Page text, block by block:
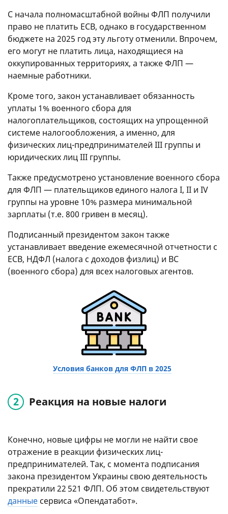
С начала полномасштабной войны ФЛП получили
право не платить ЕСВ, однако в государственном
бюджете на 2025 год эту льготу отменили. Впрочем,
его могут не платить лица, находящиеся на
оккупированных территориях, а также ФЛП —
наемные работники.
Кроме того, закон устанавливает обязанность
уплаты 1% военного сбора для
налогоплательщиков, состоящих на упрощенной
системе налогообложения, а именно, для
физических лиц-предпринимателей ІІІ группы и
юридических лиц ІІІ группы.
Также предусмотрено установление военного сбора
для ФЛП — плательщиков единого налога I, II и IV
группы на уровне 10% размера минимальной
зарплаты (т.е. 800 гривен в месяц).
Подписанный президентом закон также
устанавливает введение ежемесячной отчетности с
ЕСВ, НДФЛ (налога с доходов физлиц) и ВС
(военного сбора) для всех налоговых агентов.
Условия банков для ФЛП в 2025
Реакция на новые налоги
Конечно, новые цифры не могли не найти свое
отражение в реакции физических лиц-
предпринимателей. Так, с момента подписания
закона президентом Украины свою деятельность
прекратили 22 521 ФЛП. Об этом свидетельствуют
данные сервиса «Опендатабот».